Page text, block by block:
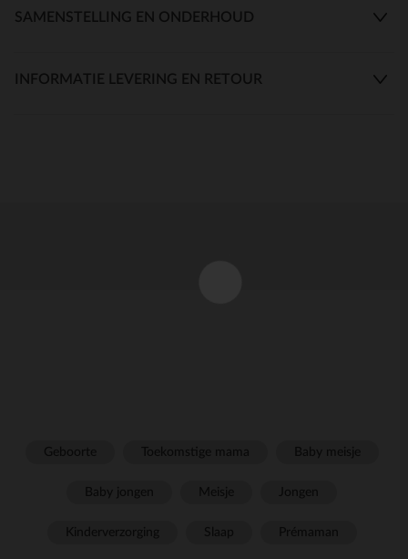
SAMENSTELLING EN ONDERHOUD
INFORMATIE LEVERING EN RETOUR